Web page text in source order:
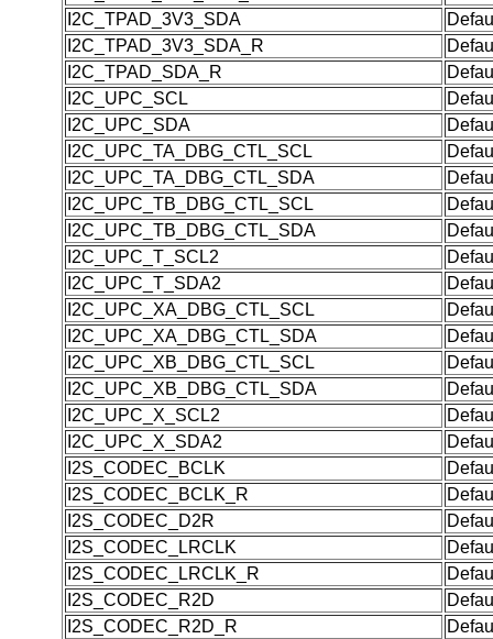
I2C_TPAD_3V3_SDA
I2C_TPAD_3V3_SDA_R
I2C_TPAD_SDA_R
I2C_UPC_SCL
I2C_UPC_SDA
I2C_UPC_TA_DBG_CTL_SCL
I2C_UPC_TA_DBG_CTL_SDA
I2C_UPC_TB_DBG_CTL_SCL
I2C_UPC_TB_DBG_CTL_SDA
I2C_UPC_T_SCL2
I2C_UPC_T_SDA2
I2C_UPC_XA_DBG_CTL_SCL
I2C_UPC_XA_DBG_CTL_SDA
I2C_UPC_XB_DBG_CTL_SCL
I2C_UPC_XB_DBG_CTL_SDA
I2C_UPC_X_SCL2
I2C_UPC_X_SDA2
I2S_CODEC_BCLK
I2S_CODEC_BCLK_R
I2S_CODEC_D2R
I2S_CODEC_LRCLK
I2S_CODEC_LRCLK_R
I2S_CODEC_R2D
I2S_CODEC_R2D_R